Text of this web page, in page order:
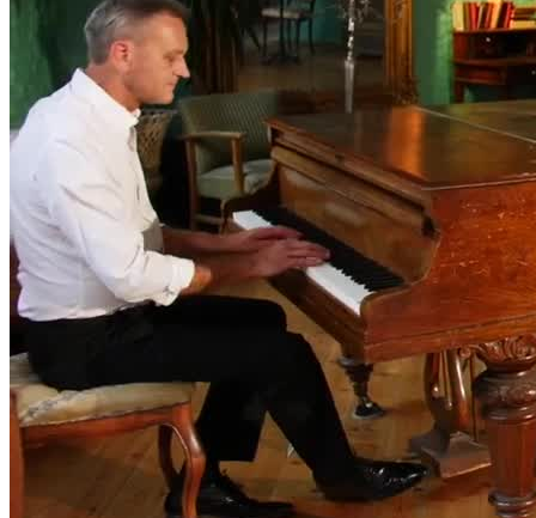
Helene Fischer - Marlene Dietr...